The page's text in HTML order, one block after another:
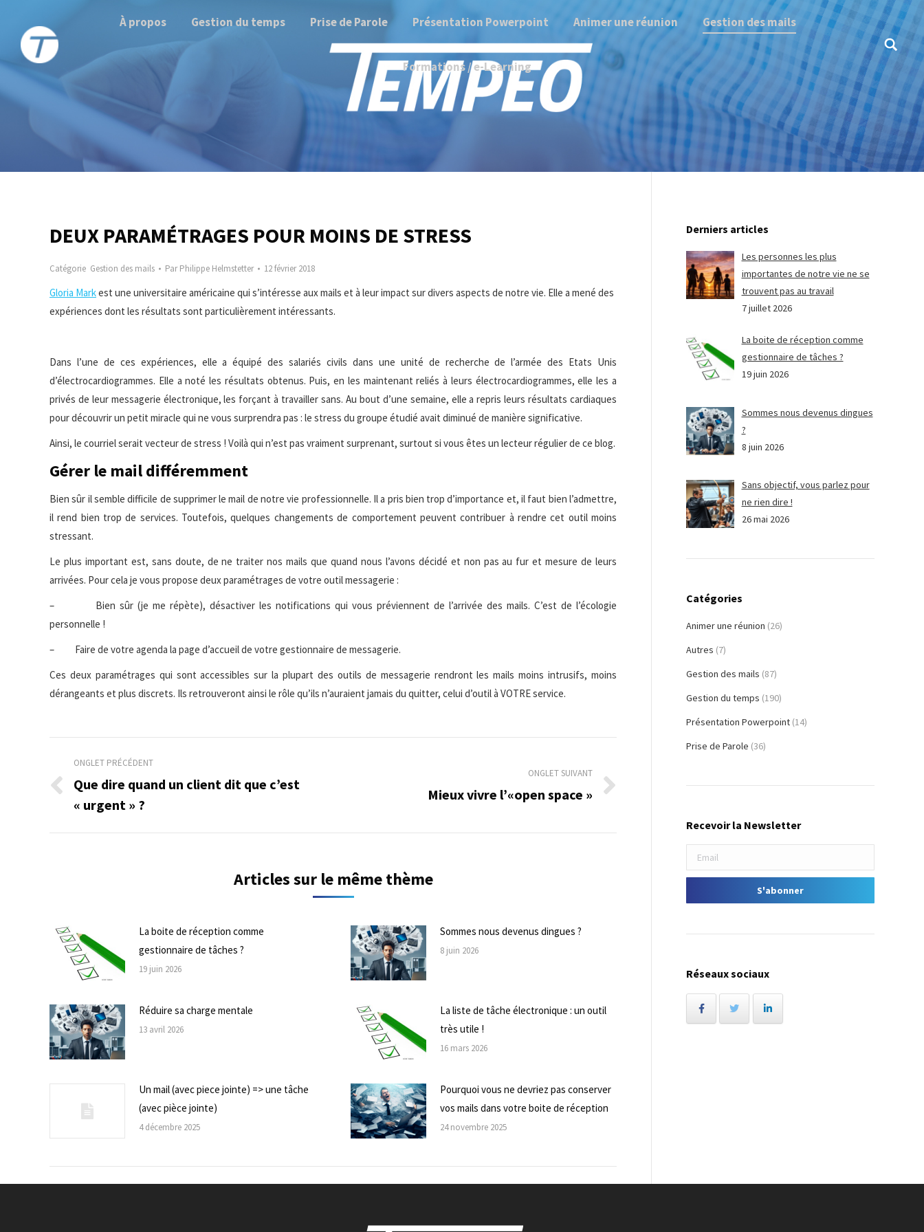
À propos Gestion du temps Prise de Parole Présentation Powerpoint Animer une réunion Gestion des mails
Formations / e-Learning
Search:
DEUX PARAMÉTRAGES POUR MOINS DE STRESS
Catégorie Gestion des mails ParPhilippe Helmstetter 12 février 2018
Gloria Markest une universitaire américaine qui s’intéresse aux mails et à leur impact sur divers aspects de notre vie. Elle a mené des
expériences dont les résultats sont particulièrement intéressants.
Dans l’une de ces expériences, elle a équipé des salariés civils dans une unité de recherche de l’armée des Etats Unis
d’électrocardiogrammes. Elle a noté les résultats obtenus. Puis, en les maintenant reliés à leurs électrocardiogrammes, elle les a
privés de leur messagerie électronique, les forçant à travailler sans. Au bout d’une semaine, elle a repris leurs résultats cardiaques
pour découvrir un petit miracle qui ne vous surprendra pas : le stress du groupe étudié avait diminué de manière significative.
Ainsi, le courriel serait vecteur de stress ! Voilà qui n’est pas vraiment surprenant, surtout si vous êtes un lecteur régulier de ce blog.
Gérer le mail différemment
Bien sûr il semble difficile de supprimer le mail de notre vie professionnelle. Il a pris bien trop d’importance et, il faut bien l’admettre,
il rend bien trop de services. Toutefois, quelques changements de comportement peuvent contribuer à rendre cet outil moins
stressant.
Le plus important est, sans doute, de ne traiter nos mails que quand nous l’avons décidé et non pas au fur et mesure de leurs
arrivées. Pour cela je vous propose deux paramétrages de votre outil messagerie :
– Bien sûr (je me répète), désactiver les notifications qui vous préviennent de l’arrivée des mails. C’est de l’écologie
personnelle !
– Faire de votre agenda la page d’accueil de votre gestionnaire de messagerie.
Ces deux paramétrages qui sont accessibles sur la plupart des outils de messagerie rendront les mails moins intrusifs, moins
dérangeants et plus discrets. Ils retrouveront ainsi le rôle qu’ils n’auraient jamais du quitter, celui d’outil à VOTRE service.
Navigation
de
commentaire
ONGLET PRÉCÉDENT
Onglet
précédent
Que dire quand un client dit que c’est
« urgent » ?
ONGLET SUIVANT
Mieux vivre l’«open space »
Articles sur le même thème
La boite de réception comme
gestionnaire de tâches ?
19 juin 2026
Sommes nous devenus dingues ?
8 juin 2026
Réduire sa charge mentale
13 avril 2026
La liste de tâche électronique : un outil
très utile !
16 mars 2026
Un mail (avec piece jointe) => une tâche
(avec pièce jointe)
4 décembre 2025
Pourquoi vous ne devriez pas conserver
vos mails dans votre boite de réception
24 novembre 2025
Derniers articles
Les personnes les plus
importantes de notre vie ne se
trouvent pas au travail
7 juillet 2026
La boite de réception comme
gestionnaire de tâches ?
19 juin 2026
Sommes nous devenus dingues
?
8 juin 2026
Sans objectif, vous parlez pour
ne rien dire !
26 mai 2026
Catégories
Animer une réunion (26)
Autres (7)
Gestion des mails (87)
Gestion du temps (190)
Présentation Powerpoint (14)
Prise de Parole (36)
Recevoir la Newsletter
Réseaux sociaux